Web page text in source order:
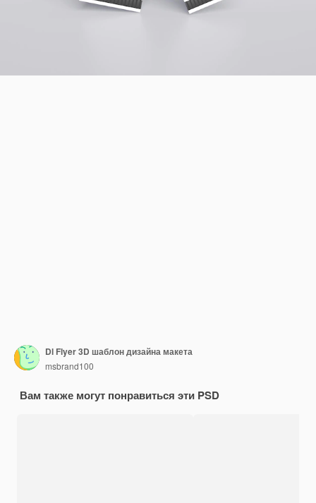
Dl Flyer 3D шаблон дизайна макета
msbrand100
Вам также могут понравиться эти PSD